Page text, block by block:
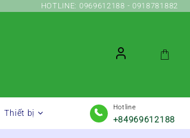
HOTLINE: 0969612188 - 0918781882
Thiết bị
Hotline
+84969612188